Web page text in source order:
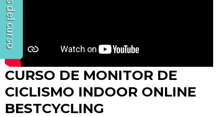
CURSO DE MONITOR DE
CICLISMO INDOOR ONLINE
BESTCYCLING